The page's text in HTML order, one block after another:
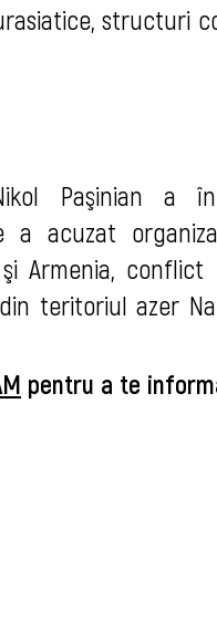
structuri
Paşinian a
a acuzat
Armenia, conflict
teritoriul azer
pentru a te